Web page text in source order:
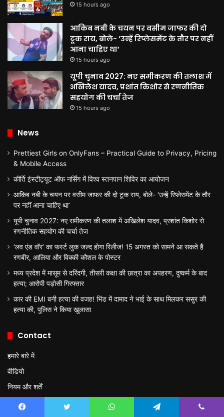
15 hours ago
आकिब नबी के चयन पर वसीम जाफर की दो
टूक राय, बोले- ‘उन्हें रिप्लेसमेंट के तौर पर नहीं
आना चाहिए था’
15 hours ago
यूपी चुनाव 2027: नए समीकरण की तलाश में
अखिलेश यादव, प्रशांत किशोर से रणनीतिक
सहयोग की चर्चा तेज
15 hours ago
News
Prettiest Girls on OnlyFans – Practical Guide to Privacy, Pricing
& Mobile Access
कीर्ति इंस्टीट्यूट ऑफ नर्सिंग में विश्व स्तनपान शिविर का आयोजन
आकिब नबी के चयन पर वसीम जाफर की दो टूक राय, बोले- ‘उन्हें रिप्लेसमेंट के तौर
पर नहीं आना चाहिए था’
यूपी चुनाव 2027: नए समीकरण की तलाश में अखिलेश यादव, प्रशांत किशोर से
रणनीतिक सहयोग की चर्चा तेज
‘लव एंड वॉर’ का फर्स्ट लुक जल्द होगा रिलीज! 15 अगस्त को सामने आ सकते हैं
रणबीर, आलिया और विक्की कौशल के पोस्टर
मध्य प्रदेश में मासूम से दरिंदगी, तीसरी कक्षा की छात्रा का अपहरण, दुष्कर्म के बाद
हत्या; आरोपी पड़ोसी गिरफ्तार
कार की EMI बनी हत्या की वजह! भिंड में दामाद ने भाई के साथ मिलकर ससुर की
हत्या की, पुलिस ने किया खुलासा
Contact
हमारे बारे में
वीडियो
नियम और शर्तें
प्राइवेसी पॉलिसी